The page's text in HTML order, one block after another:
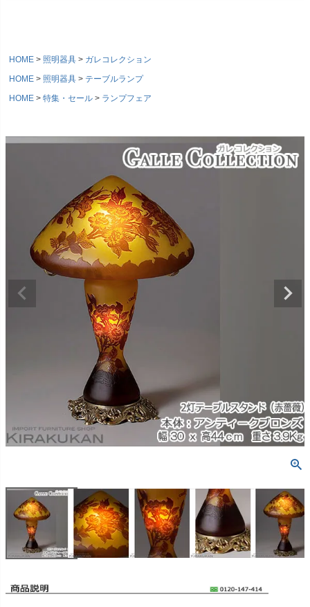
HOME 照明器具
ガレコレクション
HOME
照明器具
テーブルランプ
HOME
特集・セール ランプフェア